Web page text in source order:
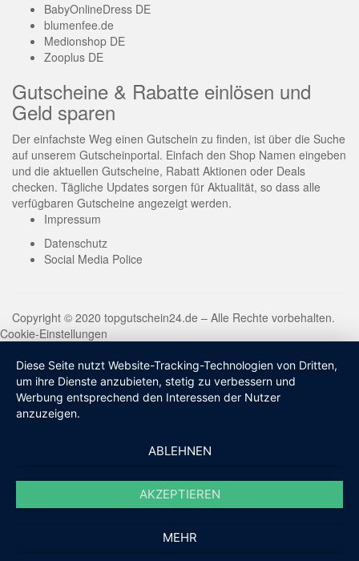
BabyOnlineDress DE
blumenfee.de
Medionshop DE
Zooplus DE
Gutscheine & Rabatte einlösen und
Geld sparen
Der einfachste Weg einen Gutschein zu finden, ist über die Suche
auf unserem Gutscheinportal. Einfach den Shop Namen eingeben
und die aktuellen Gutscheine, Rabatt Aktionen oder Deals
checken. Tägliche Updates sorgen für Aktualität, so dass alle
verfügbaren Gutscheine angezeigt werden.
Impressum
Datenschutz
Social Media Police
Copyright © 2020 topgutschein24.de – Alle Rechte vorbehalten.
Cookie-Einstellungen
Diese Seite nutzt Website-Tracking-Technologien von Dritten,
um ihre Dienste anzubieten, stetig zu verbessern und
Werbung entsprechend den Interessen der Nutzer
anzuzeigen.
ABLEHNEN
AKZEPTIEREN
MEHR